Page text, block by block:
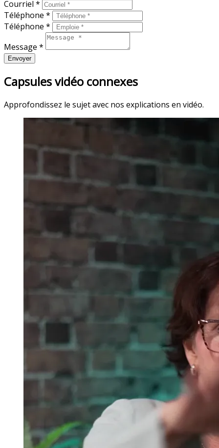
Courriel *
Téléphone *
Téléphone *
Message *
Envoyer
Capsules vidéo connexes
Approfondissez le sujet avec nos explications en vidéo.